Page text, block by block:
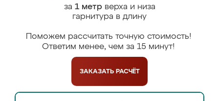
за 1 метрверха и низа
гарнитура в длину
Поможем рассчитать точную стоимость!
Ответим менее, чем за 15 минут!
ЗАКАЗАТЬ РАСЧЁТ